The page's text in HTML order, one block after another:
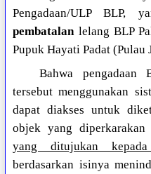
Pengadaan/ULP BLP,
pembatalanlelang BLP
Pupuk Hayati Padat (Pulau
Bahwa pengadaan
tersebut menggunakan
dapat diakses untuk
objek yang
yang ditujukan kepada
berdasarkan isinya